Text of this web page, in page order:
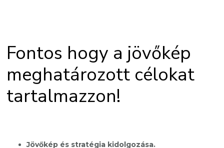
Fontos hogy a jövőkép
meghatározott célokat
tartalmazzon!
Jövőkép és stratégia kidolgozása.